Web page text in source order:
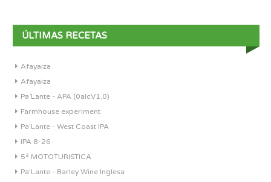
ÚLTIMAS RECETAS
Afayaiza
Afayaiza
Pa´Lante - APA (0alcV1.0)
Farmhouse experiment
Pa'Lante - West Coast IPA
IPA 8-26
5ª MOTOTURISTICA
Pa'Lante - Barley Wine Inglesa